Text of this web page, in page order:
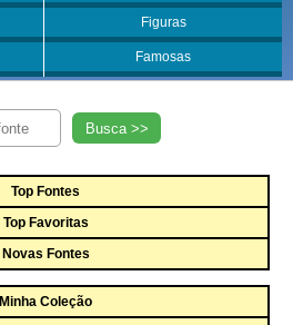
Figuras
Famosas
Busca >>
Top Fontes
Top Favoritas
Novas Fontes
Minha Coleção